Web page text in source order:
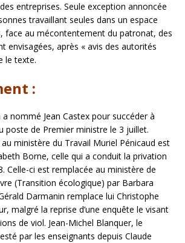
entreprises. Seule exception annoncée
travaillant seules dans un espace
face au mécontentement du patronat, des
envisagées, après « avis des autorités
le texte.
:
nommé Jean Castex pour succéder à
poste de Premier ministre le 3 juillet.
ministère du Travail Muriel Pénicaud est
Borne, celle qui a conduit la privation
Celle-ci est remplacée au ministère de
(Transition écologique) par Barbara
Darmanin remplace lui Christophe
malgré la reprise d’une enquête le visant
de viol. Jean-Michel Blanquer, le
par les enseignants depuis Claude